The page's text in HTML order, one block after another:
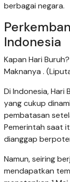
berbagai negara.
Indonesia
Kapan Hari
Maknanya .
Di Indonesia, Hari
yang cukup
pembatasan
Pemerintah saat
dianggap
Namun, seiring
mendapatkan